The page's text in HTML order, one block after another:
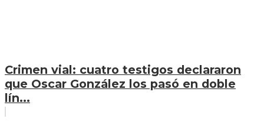
Crimen vial: cuatro testigos declararon
que Oscar González los pasó en doble
lín...